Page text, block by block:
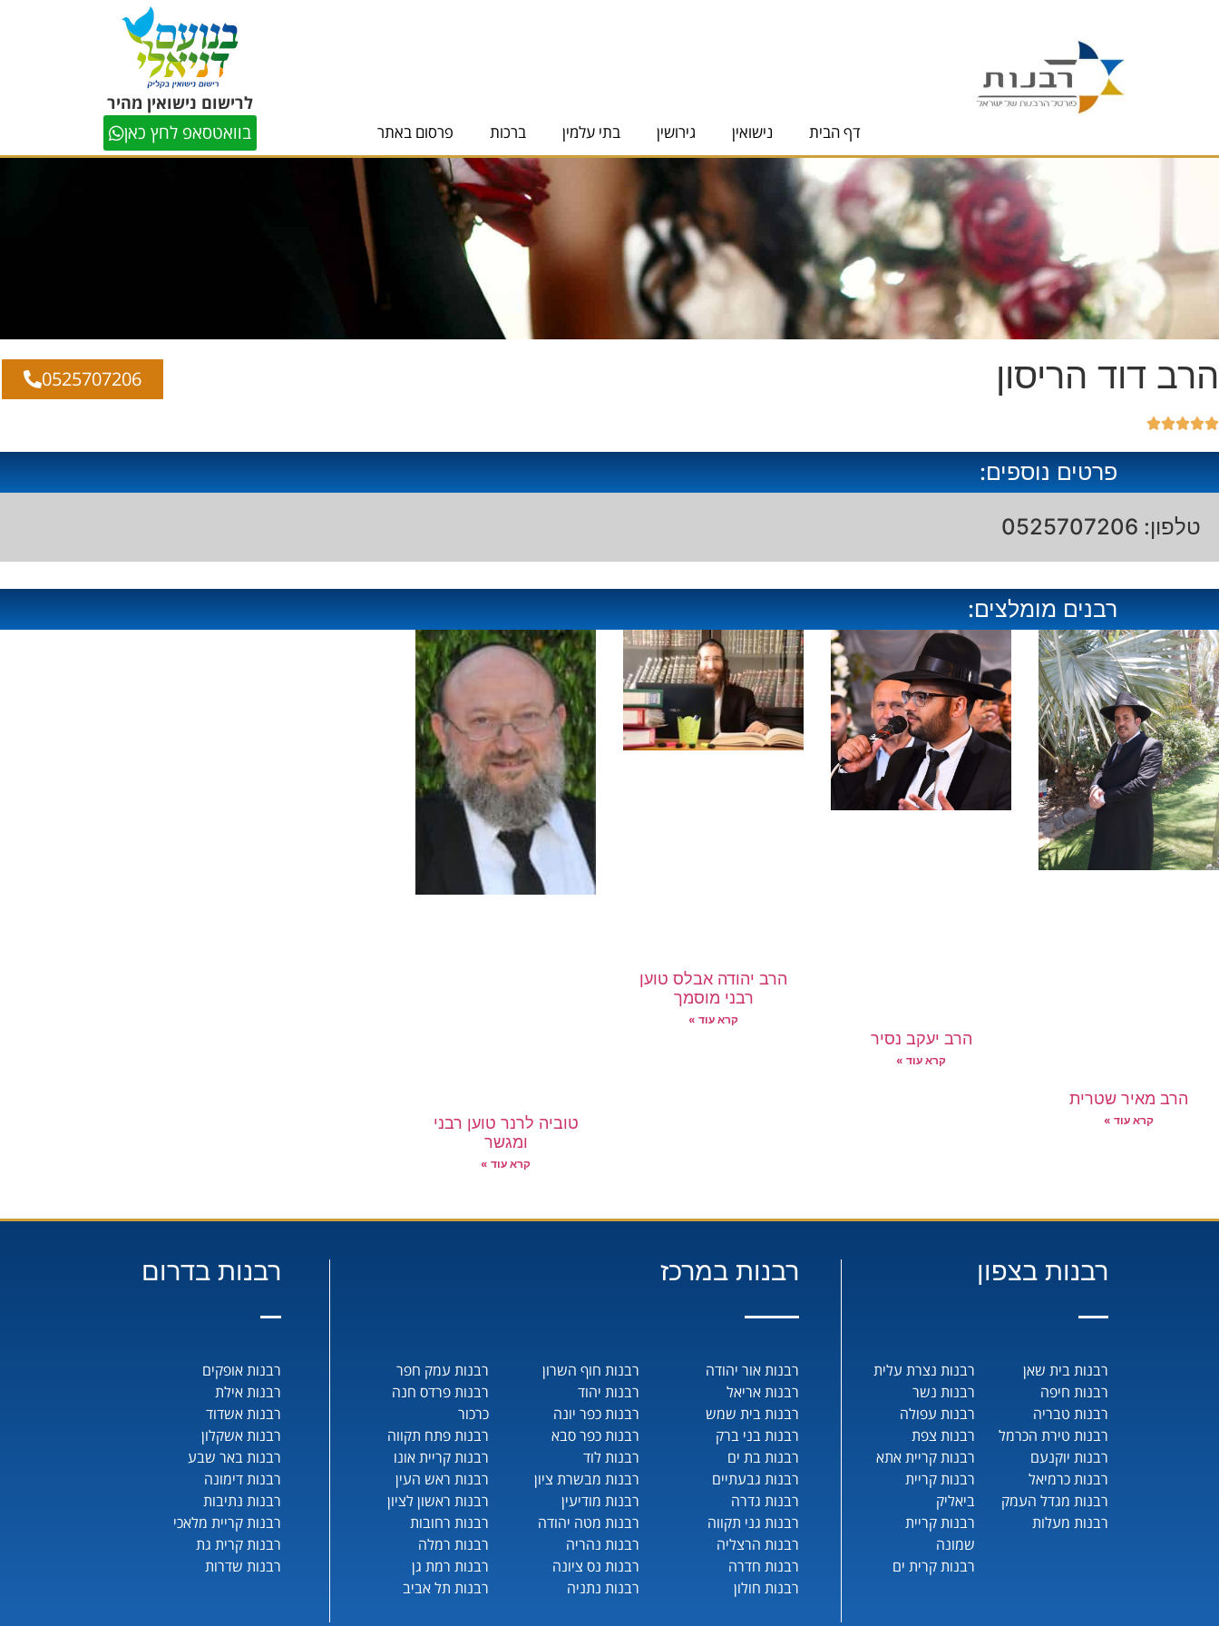
דף הבית נישואין גירושין בתי עלמין ברכות פרסום באתר
לרישום נישואין מהיר
בוואטסאפ לחץ כאן
הרב דוד הריסון





0525707206
פרטים נוספים:
טלפון: 0525707206
רבנים מומלצים:
הרב מאיר שטרית
קרא עוד »
הרב יעקב נסיר
קרא עוד »
הרב יהודה אבלס טוען
רבני מוסמך
קרא עוד »
טוביה לרנר טוען רבני
ומגשר
קרא עוד »
רבנות בצפון
רבנות בית שאן
רבנות חיפה
רבנות טבריה
רבנות טירת הכרמל
רבנות יוקנעם
רבנות כרמיאל
רבנות מגדל העמק
רבנות מעלות
רבנות נצרת עלית
רבנות נשר
רבנות עפולה
רבנות צפת
רבנות קריית אתא
רבנות קריית
ביאליק
רבנות קריית
שמונה
רבנות קרית ים
רבנות במרכז
רבנות אור יהודה
רבנות אריאל
רבנות בית שמש
רבנות בני ברק
רבנות בת ים
רבנות גבעתיים
רבנות גדרה
רבנות גני תקווה
רבנות הרצליה
רבנות חדרה
רבנות חולון
רבנות חוף השרון
רבנות יהוד
רבנות כפר יונה
רבנות כפר סבא
רבנות לוד
רבנות מבשרת ציון
רבנות מודיעין
רבנות מטה יהודה
רבנות נהריה
רבנות נס ציונה
רבנות נתניה
רבנות עמק חפר
רבנות פרדס חנה
כרכור
רבנות פתח תקווה
רבנות קריית אונו
רבנות ראש העין
רבנות ראשון לציון
רבנות רחובות
רבנות רמלה
רבנות רמת גן
רבנות תל אביב
רבנות בדרום
רבנות אופקים
רבנות אילת
רבנות אשדוד
רבנות אשקלון
רבנות באר שבע
רבנות דימונה
רבנות נתיבות
רבנות קריית מלאכי
רבנות קרית גת
רבנות שדרות